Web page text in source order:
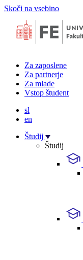
Skoči na vsebino
Za zaposlene
Za partnerje
Za mlade
Vstop študent
sl
en
Študij
Študij